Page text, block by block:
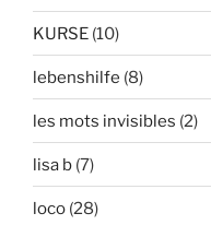
KURSE (10)
lebenshilfe (8)
les mots invisibles (2)
lisa b (7)
loco (28)